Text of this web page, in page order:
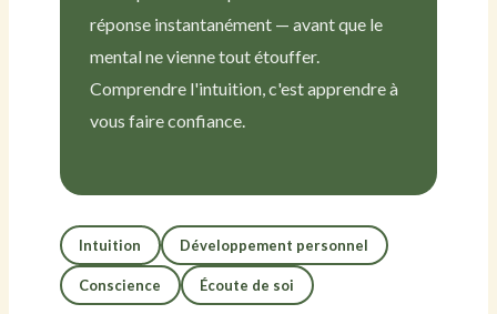
réponse instantanément — avant que le
mental ne vienne tout étouffer.
Comprendre l'intuition, c'est apprendre à
vous faire confiance.
Intuition Développement personnel
Conscience Écoute de soi